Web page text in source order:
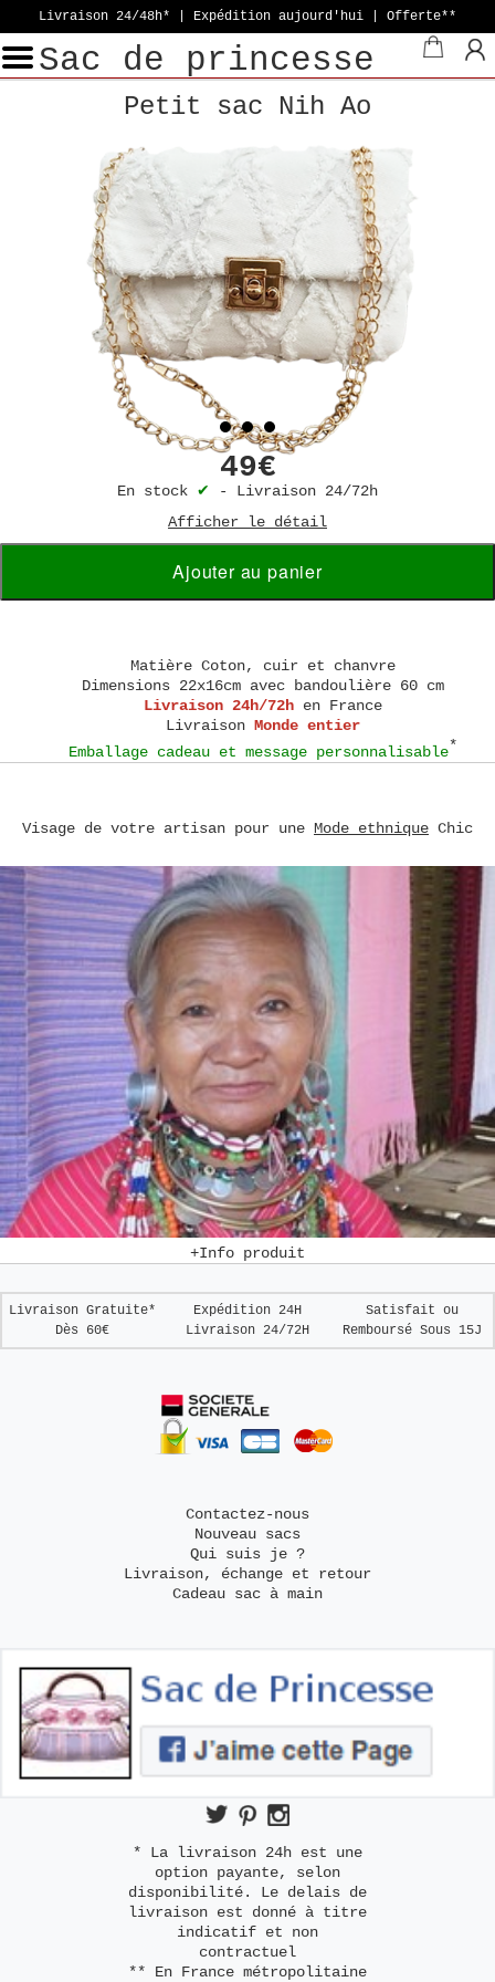
Sac de princesse
Livraison 24/48h* | Expédition aujourd'hui | Offerte**
Petit sac Nih Ao
49€
En stock ✔ - Livraison 24/72h
Afficher le détail
Ajouter au panier
Matière Coton, cuir et chanvre
Dimensions 22x16cm avec bandoulière 60 cm
Livraison 24h/72h en France
LivraisonMonde entier
Emballage cadeau et message personnalisable*
Visage de votre artisan pour une Mode ethnique Chic
+Info produit
Livraison Gratuite*
Dès 60€
Expédition 24H
Livraison 24/72H
Satisfait ou
Remboursé Sous 15J
Contactez-nous
Nouveau sacs
Qui suis je ?
Livraison, échange et retour
Cadeau sac à main
* La livraison 24h est une
option payante, selon
disponibilité. Le delais de
livraison est donné à titre
indicatif et non
contractuel
** En France métropolitaine